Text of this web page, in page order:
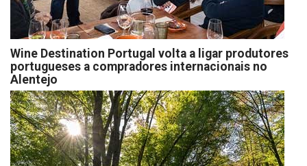
Wine Destination Portugal volta a ligar produtores
portugueses a compradores internacionais no
Alentejo